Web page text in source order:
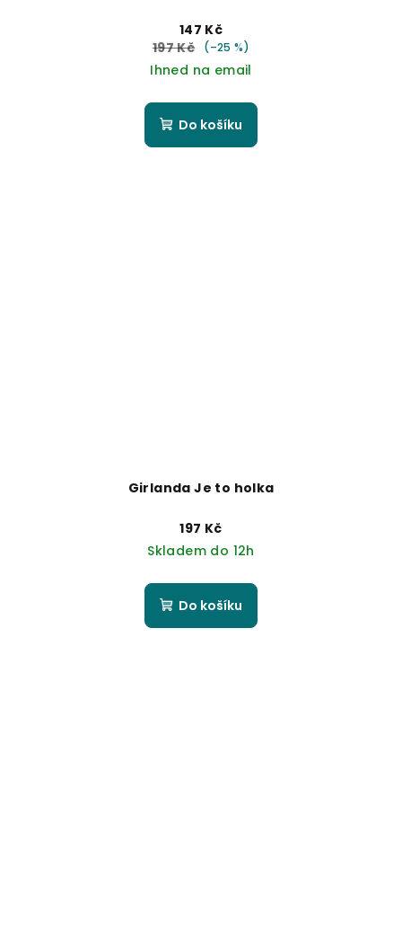
147 Kč
197 Kč
(–25 %)
Ihned na email
Do košíku
Girlanda Je to holka
197 Kč
Skladem do 12h
Do košíku